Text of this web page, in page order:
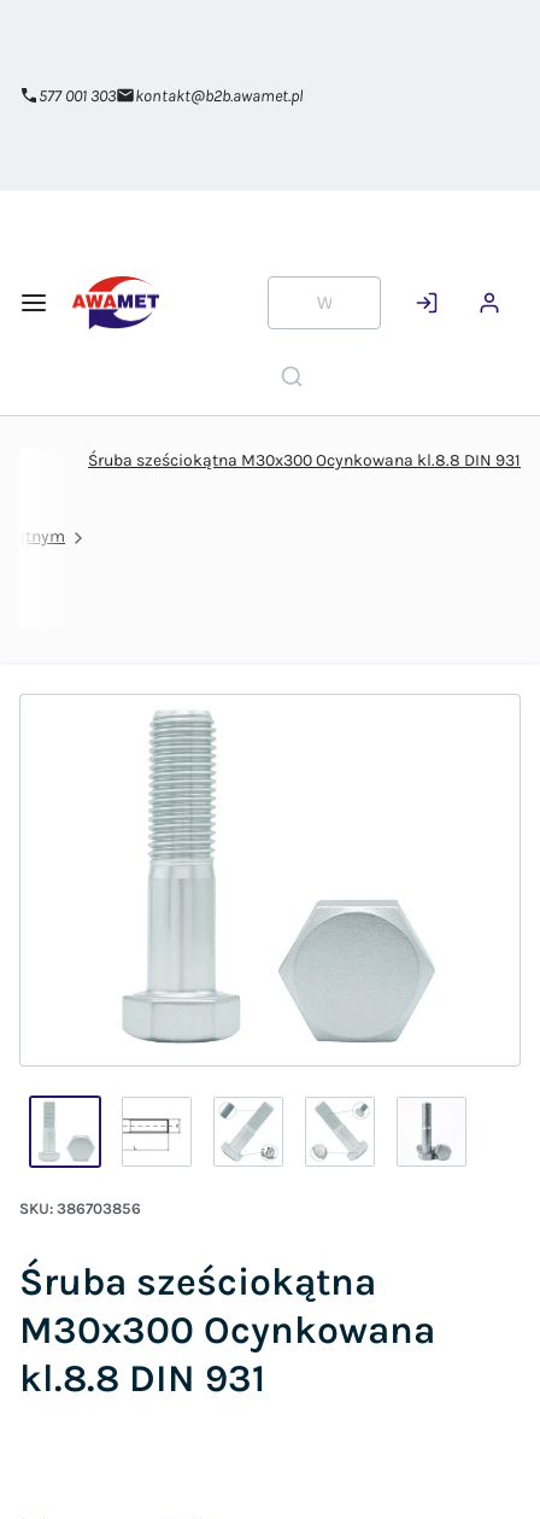
577 001 303
kontakt@b2b.awamet.pl
Śruba sześciokątna M30x300 Ocynkowana kl.8.8 DIN 931
SKU: 386703856
Śruba sześciokątna
M30x300 Ocynkowana
kl.8.8 DIN 931